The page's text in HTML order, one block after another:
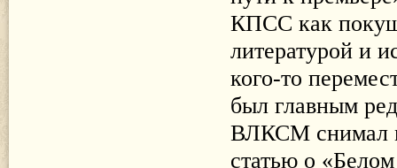
КПСС как
литературой и
кого-то
был главным
ВЛКСМ снимал
статью о